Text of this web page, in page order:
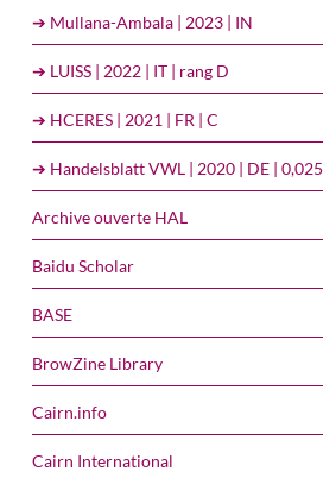
➔ Mullana-Ambala | 2023 | IN
➔ LUISS | 2022 | IT | rang D
➔ HCERES | 2021 | FR | C
➔ Handelsblatt VWL | 2020 | DE | 0,025
Archive ouverte HAL
Baidu Scholar
BASE
BrowZine Library
Cairn.info
Cairn International